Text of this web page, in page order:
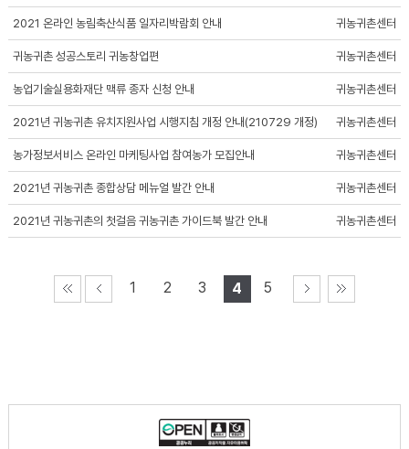
2021 온라인 농림축산식품 일자리박람회 안내 귀농귀촌센터
귀농귀촌 성공스토리 귀농창업편 귀농귀촌센터
농업기술실용화재단 맥류 종자 신청 안내 귀농귀촌센터
2021년 귀농귀촌 유치지원사업 시행지침 개정 안내(210729 개정) 귀농귀촌센터
농가정보서비스 온라인 마케팅사업 참여농가 모집안내 귀농귀촌센터
2021년 귀농귀촌 종합상담 메뉴얼 발간 안내 귀농귀촌센터
2021년 귀농귀촌의 첫걸음 귀농귀촌 가이드북 발간 안내 귀농귀촌센터
1 2 3 4 5